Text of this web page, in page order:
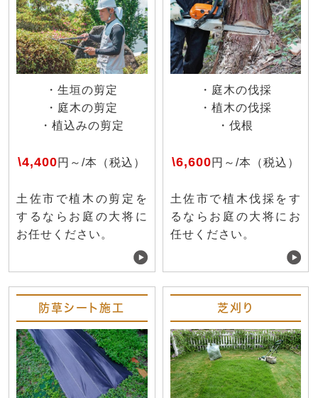
・生垣の剪定
・庭木の剪定
・植込みの剪定
\4,400円～/本（税込）
土佐市で植木の剪定を
するならお庭の大将に
お任せください。
・庭木の伐採
・植木の伐採
・伐根
\6,600円～/本（税込）
土佐市で植木伐採をす
るならお庭の大将にお
任せください。
防草シート施工 芝刈り